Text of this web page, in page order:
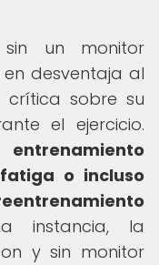
un monitor
desventaja al
sobre su
el ejercicio.
o incluso
instancia, la
y sin monitor